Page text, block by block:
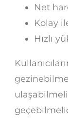
Net
Kolay
Hızlı